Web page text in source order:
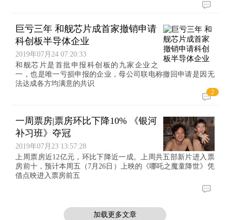
巨亏三年 和舰芯片成首家撤销申请
科创板半导体企业
2019年07月24 07:20:33
和舰芯片是首批申报科创板的九家企业之
一，也是唯一亏损申报的企业，母公司联电称撤回申请是因无
法达成各方均满意的共识
2
一周票房|票房环比下降10% 《银河
补习班》夺冠
2019年07月23 13:57:28
上周票房近12亿元，环比下降近一成。上周共五部新片进入票
房前十，预计本周五（7月26日）上映的《哪吒之魔童降世》凭
借点映进入票房前五
加载更多文章